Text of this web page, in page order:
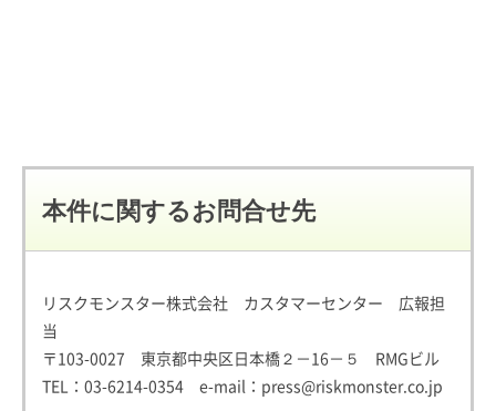
本件に関するお問合せ先
リスクモンスター株式会社 カスタマーセンター 広報担
当
〒103-0027 東京都中央区日本橋２－16－５ RMGビル
TEL： 03-6214-0354 e-mail： press@riskmonster.co.jp